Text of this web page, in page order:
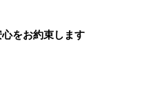
をお約束します